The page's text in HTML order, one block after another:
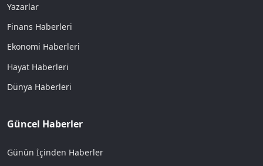
Yazarlar
Finans Haberleri
Ekonomi Haberleri
Hayat Haberleri
Dünya Haberleri
Güncel Haberler
Günün İçinden Haberler